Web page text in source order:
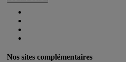
Nos sites complémentaires